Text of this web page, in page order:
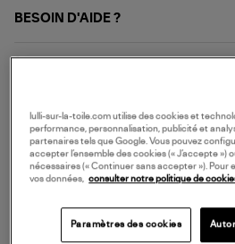
BESOIN D'AIDE ?
NOS SERVICES
SERVICE CLIENT
MODE DE PAIEMENT
lulli-sur-la-toile.com utilise des cookies et
performance, personnalisation, publicité et
partenaires tels que Google. Vous pouvez
accepter l’ensemble des cookies (« J’accepte
nécessaires (« Continuer sans accepter »). Pour
vos données,
consulter notre politique de
Paramètres des cookies